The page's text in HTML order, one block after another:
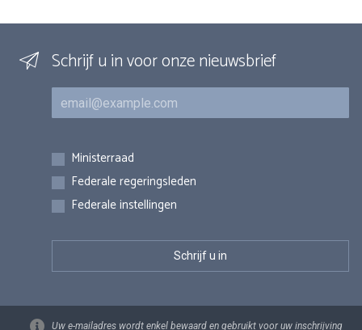
Schrijf u in voor onze nieuwsbrief
E-mail
Inschrijvingen
Ministerraad
Federale regeringsleden
Federale instellingen
Uw e-mailadres wordt enkel bewaard en gebruikt voor uw inschrijving